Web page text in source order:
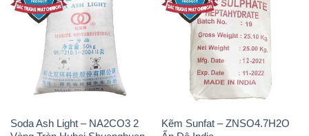
Soda Ash Light – NA2CO3 2
Vòng Tròn Hubei Shuanghuan
Trung Quốc China
Kẽm Sunfat – ZNSO4.7H2O
Ấn Độ India